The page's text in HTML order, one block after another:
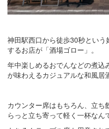
神田駅西口から徒歩30秒とい
するお店が「酒場ゴロー」。
年中楽しめるおでんなどの煮込
が味わえるカジュアルな和風居
カウンター席はもちろん、立ち
らっと立ち寄って軽く一杯なん